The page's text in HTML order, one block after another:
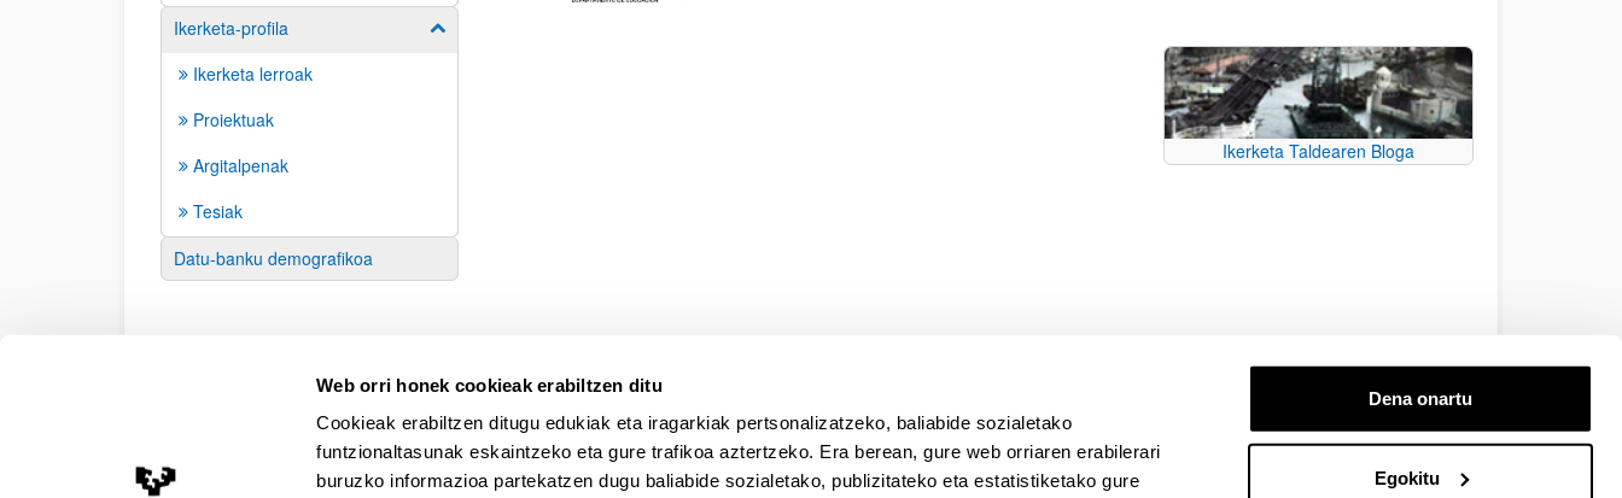
Web orri honek cookieak erabiltzen ditu
Cookieak erabiltzen ditugu edukiak eta iragarkiak pertsonalizatzeko, baliabide sozialetako
funtzionaltasunak eskaintzeko eta gure trafikoa aztertzeko. Era berean, gure web orriaren erabilerari
buruzko informazioa partekatzen dugu baliabide sozialetako, publizitateko eta estatistiketako gure
Dena onartu
Egokitu
Ikerketa-profila
Erakutsi/izkutatu azpiorriak
Ikerketa lerroak
Proiektuak
Argitalpenak
Tesiak
Datu-banku demografikoa
Ikerketa Taldearen Bloga